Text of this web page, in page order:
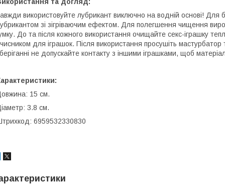
використовуйте лубрикант виключно на водній основі! Для
зі зігріваючим ефектом. Для полегшення чищення
До та після кожного використання очищайте секс-іграшку
для іграшок. Після використання просушіть
не допускайте контакту з іншими іграшками, щоб
15 см.
3.8 см.
6959532330830